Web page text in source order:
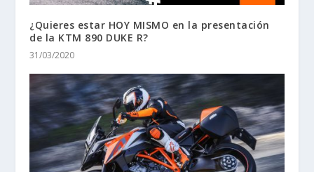
¿Quieres estar HOY MISMO en la presentación
de la KTM 890 DUKE R?
31/03/2020